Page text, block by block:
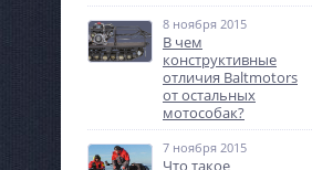
8 ноября 2015
В чем
конструктивные
отличия Baltmotors
от остальных
мотособак?
7 ноября 2015
Что такое